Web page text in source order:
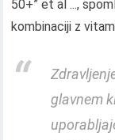
50+” et al ...,
kombinaciji z
glavnem